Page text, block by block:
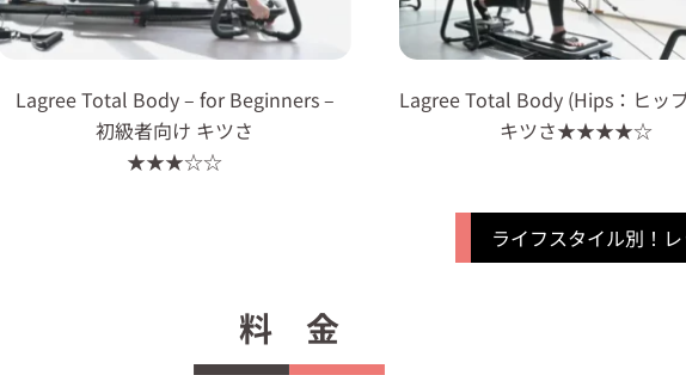
Lagree Total Body – for Beginners –
初級者向け キツさ
★★★☆☆
Lagree Total Body (Hips：ヒッ
キツさ★★★★☆
ライフスタイル別！
料 金